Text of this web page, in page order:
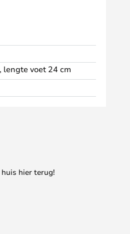
lengte voet 24 cm
hier terug!